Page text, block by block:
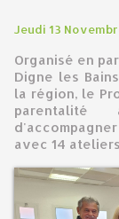
Jeudi 13
Organisé en
Digne les
la région, le
avec 14